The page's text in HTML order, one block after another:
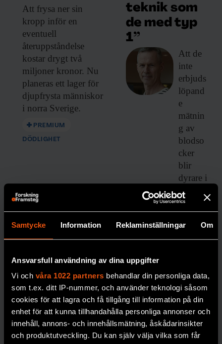
Samtycke Information Reklaminställningar Om
Ansvarsfull användning av dina uppgifter
Vi och våra 1022 partners behandlar din personliga data,
som t.ex. ditt IP-nummer, och använder teknologi såsom
cookies för att lagra och få tillgång till information på din
enhet för att kunna tillhandahålla personliga annonser och
innehåll, annons- och innehållsmätning, åskådarinsikter
och produktutveckling. Du kan själv välja vilka som får
Att frysa ner sin
kropp inför en
eventuell
återuppståndelse
kostar drygt två
miljoner kronor. Nu
planeras ett lager för
djupfrysta människor
i norra Sverige.
PREMIUM
DÖDLIGHET
teknik som
de med typ
1”
Att de
inte
erbjuds
löpand
e
mätnin
g av
blodso
cker
blir
dyrare i
längde
n,
skriver
forskar
en
DIABETE
S